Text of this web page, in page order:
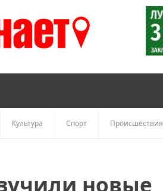
Культура Спорт Происшествия
новые